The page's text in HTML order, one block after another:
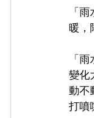
「
暖，
「
變化
動不
打噴